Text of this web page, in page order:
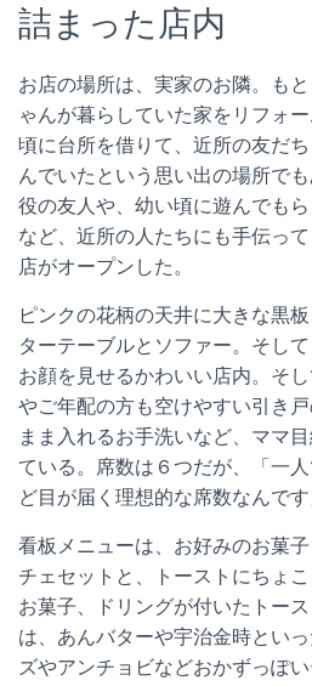
詰まった店内
お店の場所は、実家のお隣。も
ゃんが暮らしていた家をリフォ
頃に台所を借りて、近所の友だ
んでいたという思い出の場所で
役の友人や、幼い頃に遊んでも
など、近所の人たちにも手伝っ
店がオープンした。
ピンクの花柄の天井に大きな黒
ターテーブルとソファー。そし
お顔を見せるかわいい店内。そ
やご年配の方も空けやすい引き
まま入れるお手洗いなど、ママ
ている。席数は６つだが、「一
ど目が届く理想的な席数なんです
看板メニューは、お好みのお菓
チェセットと、トーストにちょ
お菓子、ドリングが付いたトー
は、あんバターや宇治金時とい
ズやアンチョビなどおかずっぽ